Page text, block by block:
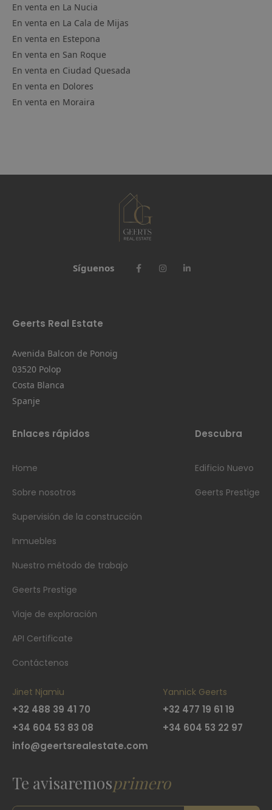
En venta en La Nucia
En venta en La Cala de Mijas
En venta en Estepona
En venta en San Roque
En venta en Ciudad Quesada
En venta en Dolores
En venta en Moraira
Síguenos
Geerts Real Estate
Avenida Balcon de Ponoig
03520 Polop
Costa Blanca
Spanje
Enlaces rápidos
Home
Sobre nosotros
Supervisión de la construcción
Inmuebles
Nuestro método de trabajo
Geerts Prestige
Viaje de exploración
API Certificate
Contáctenos
Descubra
Edificio Nuevo
Geerts Prestige
Jinet Njamiu
+32 488 39 41 70
+34 604 53 83 08
info@geertsrealestate.com
Yannick Geerts
+32 477 19 61 19
+34 604 53 22 97
Te avisaremosprimero